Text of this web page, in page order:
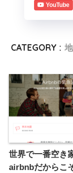
YouTube
CATEGORY :
世界で一番空き
airbnbだからこ